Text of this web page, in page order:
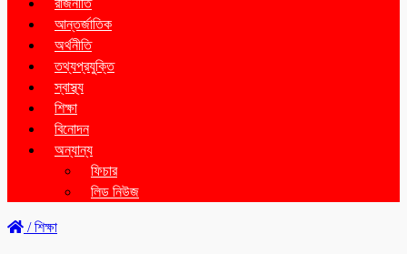
রাজনীতি
আন্তর্জাতিক
অর্থনীতি
তথ্যপ্রযুক্তি
স্বাস্থ্য
শিক্ষা
বিনোদন
অন্যান্য
ফিচার
লিড নিউজ
/শিক্ষা